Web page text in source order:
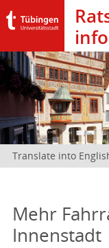
Translate into
Mehr
Innenstadt